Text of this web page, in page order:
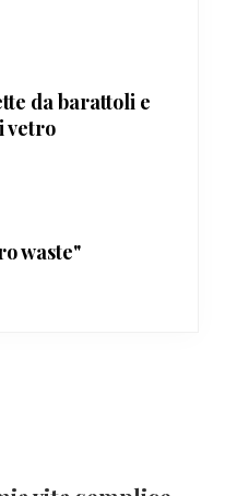
da barattoli e
vetro
waste"